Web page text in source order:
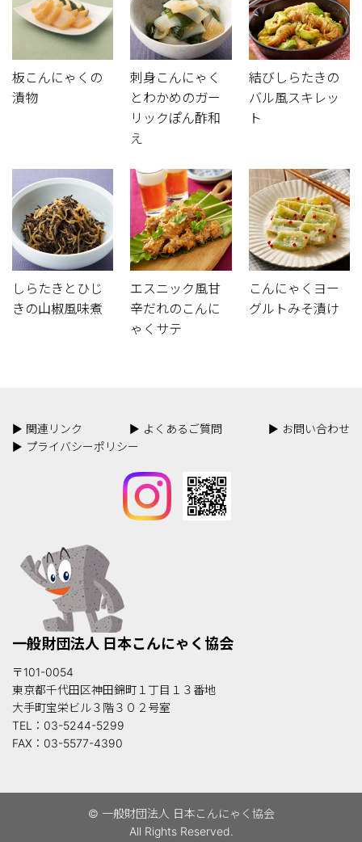
板こんにゃくの
漬物
刺身こんにゃく
とわかめのガー
リックぽん酢和
え
結びしらたきの
バル風スキレッ
ト
しらたきとひじ
きの山椒風味煮
エスニック風甘
辛だれのこんに
ゃくサテ
こんにゃくヨー
グルトみそ漬け
一般財団法人 日本こんにゃく協会
〒101-0054
東京都千代田区神田錦町１丁目１３番地
大手町宝栄ビル３階３０２号室
TEL：03-5244-5299
FAX：03-5577-4390
関連リンク よくあるご質問
お問い合わせ
プライバシーポリシー
© 一般財団法人 日本こんにゃく協会
All Rights Reserved.